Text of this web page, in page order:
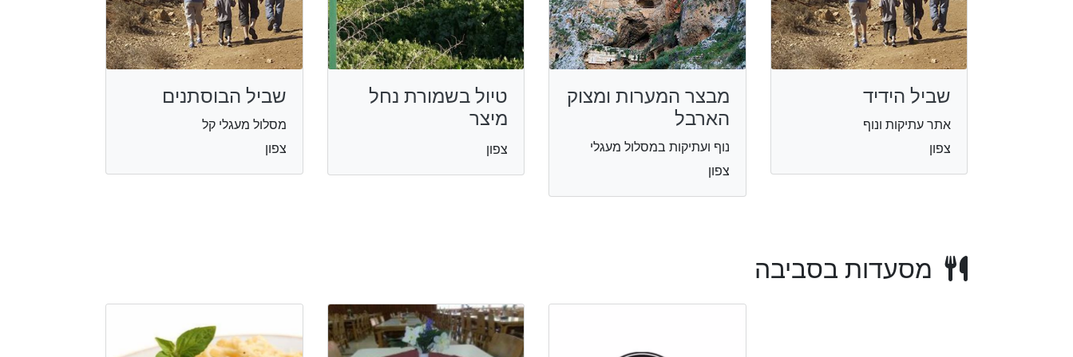
שביל הידיד
אתר עתיקות ונוף
צפון
מבצר המערות ומצוק
הארבל
נוף ועתיקות במסלול מעגלי
צפון
טיול בשמורת נחל
מיצר
צפון
שביל הבוסתנים
מסלול מעגלי קל
צפון
מסעדות בסביבה